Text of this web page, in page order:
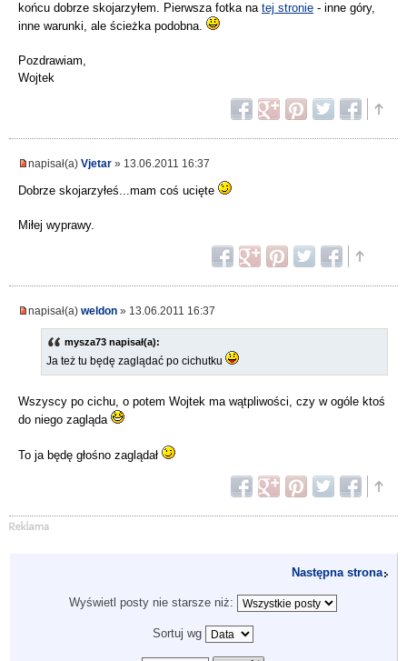
końcu dobrze skojarzyłem. Pierwsza fotka na tej stronie - inne góry,
inne warunki, ale ścieżka podobna.
Pozdrawiam,
Wojtek
napisał(a) Vjetar » 13.06.2011 16:37
Dobrze skojarzyłeś...mam coś ucięte
Miłej wyprawy.
napisał(a) weldon » 13.06.2011 16:37
mysza73 napisał(a):
Ja też tu będę zaglądać po cichutku
Wszyscy po cichu, o potem Wojtek ma wątpliwości, czy w ogóle ktoś
do niego zagląda
To ja będę głośno zaglądał
Następna strona
Wyświetl posty nie starsze niż:
Sortuj wg